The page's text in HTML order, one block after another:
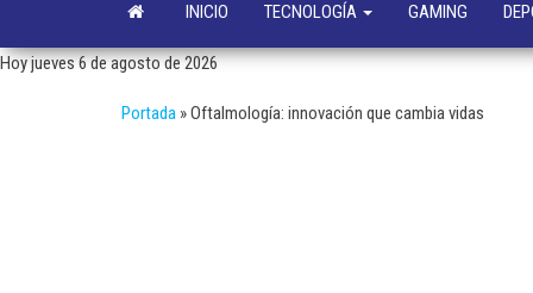
INICIO TECNOLOGÍA GAMING
Hoy jueves 6 de agosto de 2026
Portada »Oftalmología: innovación que cambia vidas